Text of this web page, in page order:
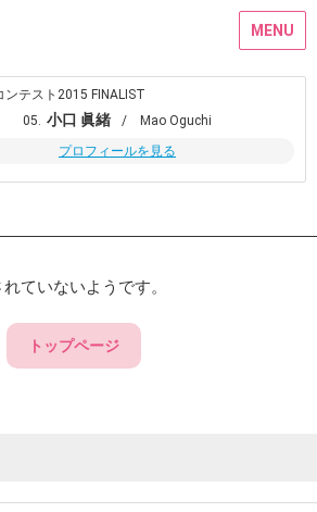
MENU
ンテスト2015 FINALIST
05. 小口 眞緒
/ Mao Oguchi
プロフィールを見る
ていないようです。
トップページ